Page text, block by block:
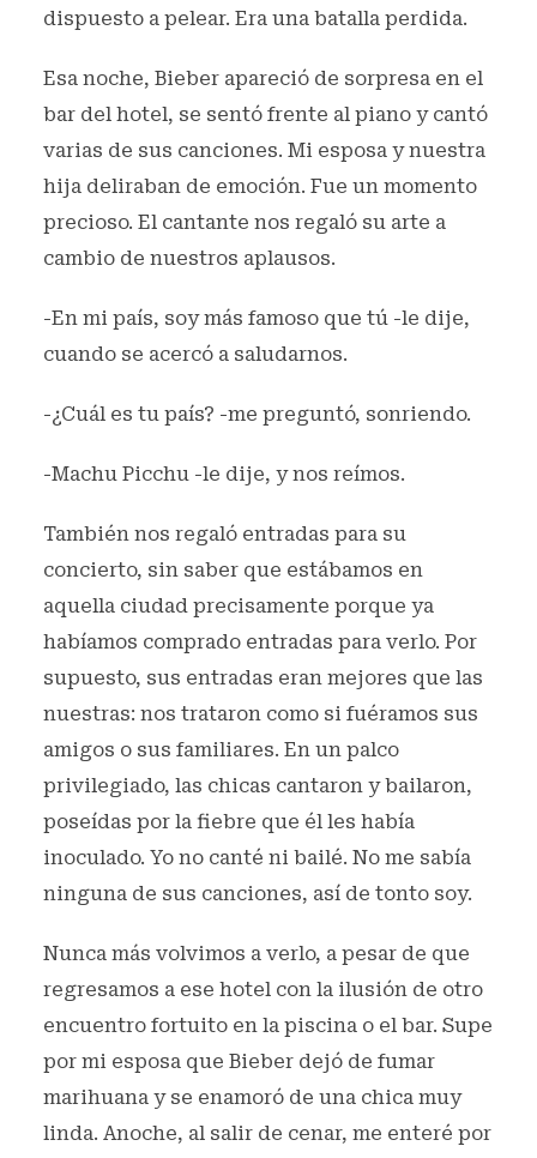
dispuesto a pelear. Era una batalla perdida.
Esa noche, Bieber apareció de sorpresa en el
bar del hotel, se sentó frente al piano y cantó
varias de sus canciones. Mi esposa y nuestra
hija deliraban de emoción. Fue un momento
precioso. El cantante nos regaló su arte a
cambio de nuestros aplausos.
-En mi país, soy más famoso que tú -le dije,
cuando se acercó a saludarnos.
-¿Cuál es tu país? -me preguntó, sonriendo.
-Machu Picchu -le dije, y nos reímos.
También nos regaló entradas para su
concierto, sin saber que estábamos en
aquella ciudad precisamente porque ya
habíamos comprado entradas para verlo. Por
supuesto, sus entradas eran mejores que las
nuestras: nos trataron como si fuéramos sus
amigos o sus familiares. En un palco
privilegiado, las chicas cantaron y bailaron,
poseídas por la fiebre que él les había
inoculado. Yo no canté ni bailé. No me sabía
ninguna de sus canciones, así de tonto soy.
Nunca más volvimos a verlo, a pesar de que
regresamos a ese hotel con la ilusión de otro
encuentro fortuito en la piscina o el bar. Supe
por mi esposa que Bieber dejó de fumar
marihuana y se enamoró de una chica muy
linda. Anoche, al salir de cenar, me enteré por